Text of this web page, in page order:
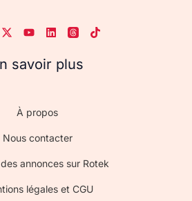
savoir plus
À propos
Nous contacter
annonces sur Rotek
légales et CGU